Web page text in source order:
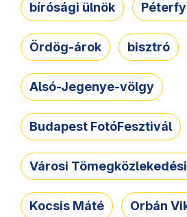
bírósági ülnök
Ördög-árok bisztró
Alsó-Jegenye-völgy
Budapest FotóFesztivál
Városi
Kocsis Máté Orbán